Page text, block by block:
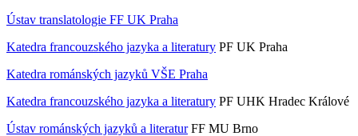
Ústav translatologie FF UK Praha
Katedra francouzského jazyka a literatury PF UK Praha
Katedra románských jazyků VŠE Praha
Katedra francouzského jazyka a literatury PF UHK Hradec Králové
Ústav románských jazyků a literaturFF MU Brno